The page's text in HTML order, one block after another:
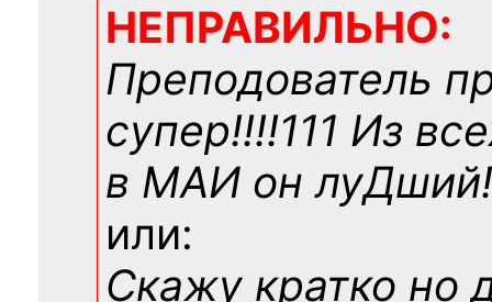
НЕПРАВИЛЬНО:
Преподователь
супер!!!!111 Из
в МАИ он
или:
Скажу кратко но